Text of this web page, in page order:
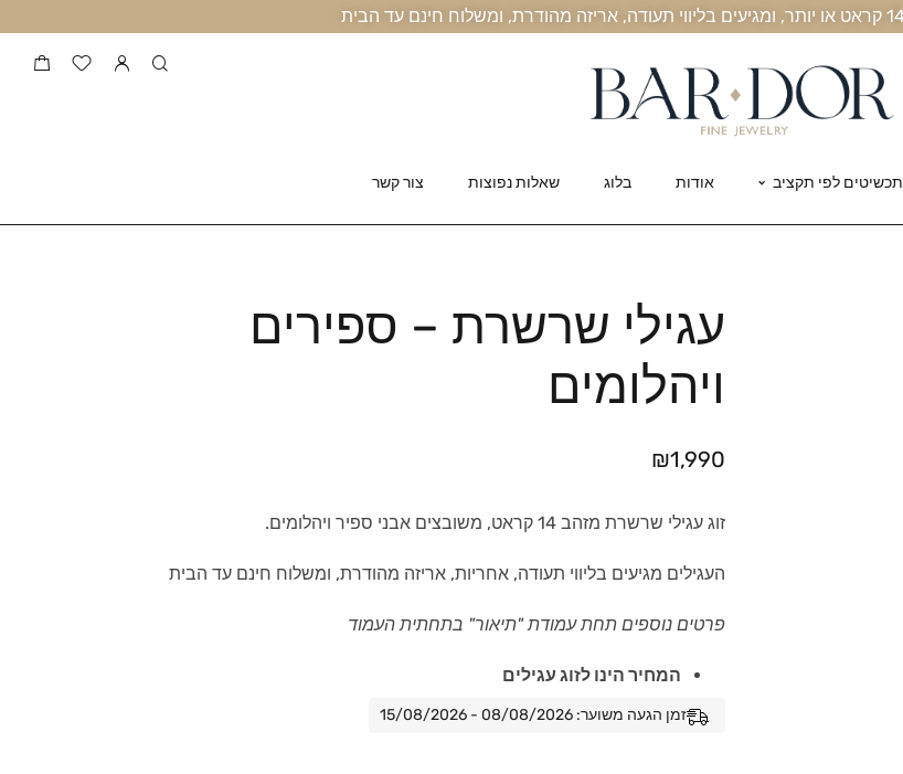
תכשיטים לפי תקציב אודות בלוג שאלות נפוצות צור קשר
עגילי שרשרת – ספירים
ויהלומים
₪1,990
זוג עגילי שרשרת מזהב 14 קראט, משובצים אבני ספיר ויהלומים.
העגילים מגיעים בליווי תעודה, אחריות, אריזה מהודרת, ומשלוח חינם עד הבית
פרטים נוספים תחת עמודת "תיאור" בתחתית העמוד
המחיר הינו לזוג עגילים
זמן הגעה משוער: 08/08/2026 - 15/08/2026